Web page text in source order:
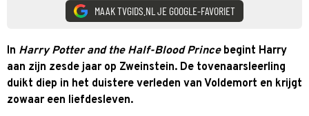
MAAK TVGIDS.NL JE GOOGLE-FAVORIET
In Harry Potter and the Half-Blood Princebegint Harry
aan zijn zesde jaar op Zweinstein. De tovenaarsleerling
duikt diep in het duistere verleden van Voldemort en krijgt
zowaar een liefdesleven.